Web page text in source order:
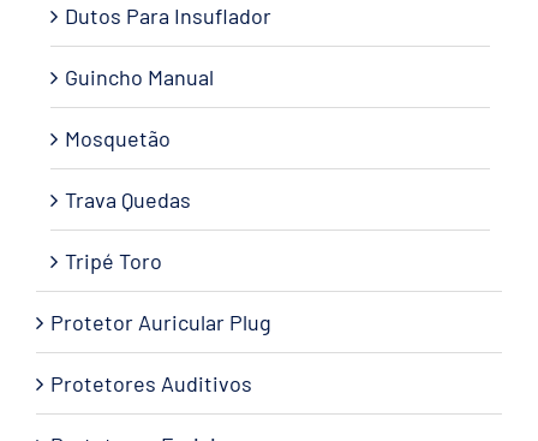
Dutos Para Insuflador
Guincho Manual
Mosquetão
Trava Quedas
Tripé Toro
Protetor Auricular Plug
Protetores Auditivos